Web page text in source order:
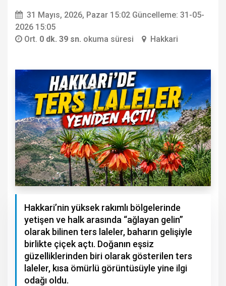
31 Mayıs, 2026, Pazar 15:02 Güncelleme: 31-05-
2026 15:05
Ort. 0 dk. 39 sn. okuma süresi Hakkari
Hakkari’nin yüksek rakımlı bölgelerinde
yetişen ve halk arasında “ağlayan gelin”
olarak bilinen ters laleler, baharın gelişiyle
birlikte çiçek açtı. Doğanın eşsiz
güzelliklerinden biri olarak gösterilen ters
laleler, kısa ömürlü görüntüsüyle yine ilgi
odağı oldu.